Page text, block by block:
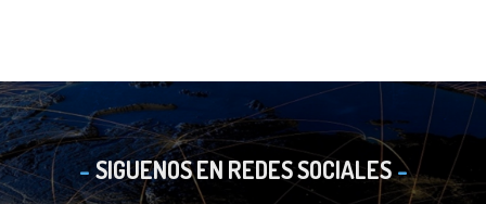
SIGUENOS EN REDES SOCIALES